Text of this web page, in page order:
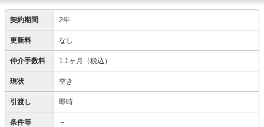
契約期間 2年
更新料 なし
仲介手数料 1.1ヶ月（税込）
現状 空き
引渡し 即時
条件等 －